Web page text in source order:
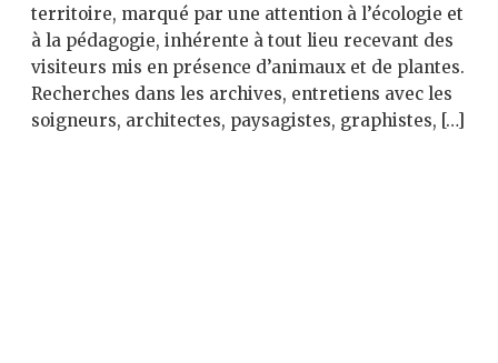
territoire, marqué par une attention à l’écologie et
à la pédagogie, inhérente à tout lieu recevant des
visiteurs mis en présence d’animaux et de plantes.
Recherches dans les archives, entretiens avec les
soigneurs, architectes, paysagistes, graphistes, […]